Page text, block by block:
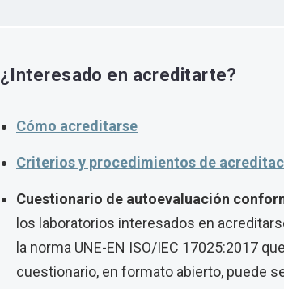
¿Interesado en acreditarte?
Cómo acreditarse
Criterios y procedimientos de
Cuestionario de autoevaluación
los laboratorios interesados en
la norma UNE-EN ISO/IEC 17025:2017
cuestionario, en formato abierto, puede